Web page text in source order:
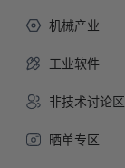
机械产业
工业软件
非技术讨论区
晒单专区